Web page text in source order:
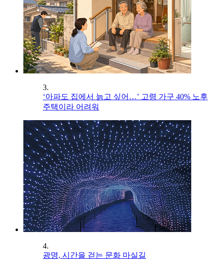
3.
‘아파도 집에서 늙고 싶어…’ 고령 가구 40% 노후
주택이라 어려워
4.
광명, 시간을 걷는 문화 마실길